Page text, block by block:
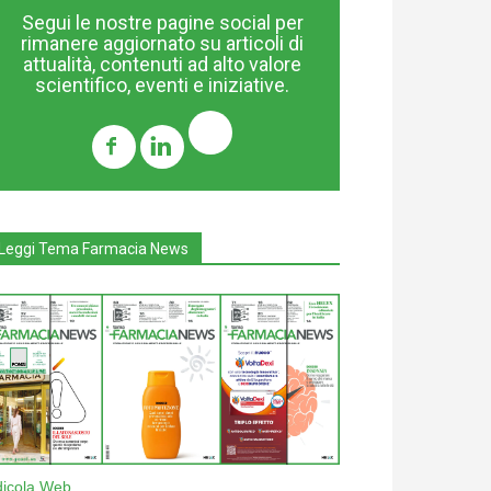
Segui le nostre pagine social per
rimanere aggiornato su articoli di
attualità, contenuti ad alto valore
scientifico, eventi e iniziative.
Tema Farmacia News
Web